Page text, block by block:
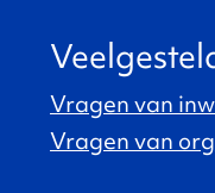
Vragen van
Vragen van